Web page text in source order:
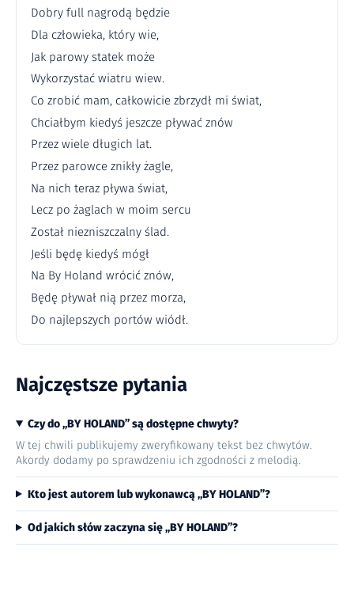
Dobry full nagrodą będzie
Dla człowieka, który wie,
Jak parowy statek może
Wykorzystać wiatru wiew.
Co zrobić mam, całkowicie zbrzydł mi świat,
Chciałbym kiedyś jeszcze pływać znów
Przez wiele długich lat.
Przez parowce znikły żagle,
Na nich teraz pływa świat,
Lecz po żaglach w moim sercu
Został niezniszczalny ślad.
Jeśli będę kiedyś mógł
Na By Holand wrócić znów,
Będę pływał nią przez morza,
Do najlepszych portów wiódł.
Najczęstsze pytania
Czy do „BY HOLAND” są dostępne chwyty?
W tej chwili publikujemy zweryfikowany tekst bez chwytów.
Akordy dodamy po sprawdzeniu ich zgodności z melodią.
Kto jest autorem lub wykonawcą „BY HOLAND”?
Od jakich słów zaczyna się „BY HOLAND”?